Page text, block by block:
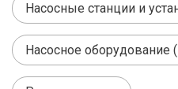
Насосные станции и
Насосное оборудование